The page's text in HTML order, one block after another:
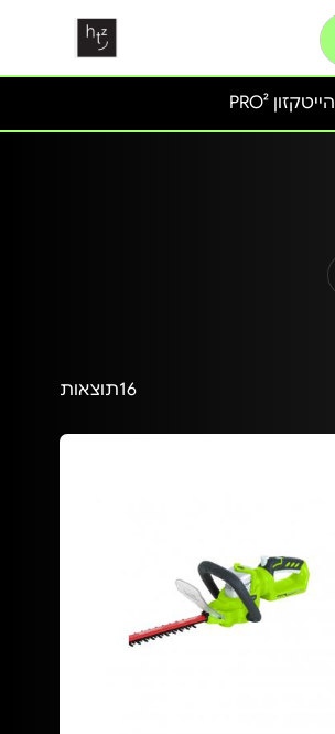
הייטקזון PRO²
16תוצאות